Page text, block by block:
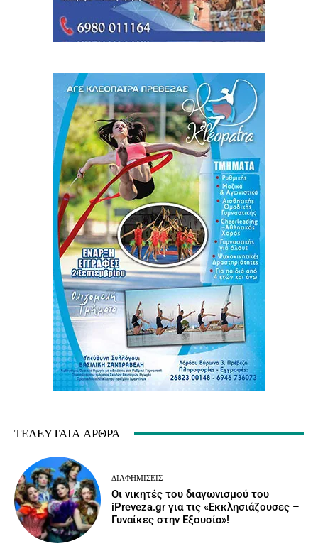
ΤΕΛΕΥΤΑΊΑ ΆΡΘΡΑ
ΔΙΑΦΗΜΊΣΕΙΣ
Οι νικητές του διαγωνισμού του
iPreveza.gr για τις «Εκκλησιάζουσες –
Γυναίκες στην Εξουσία»!